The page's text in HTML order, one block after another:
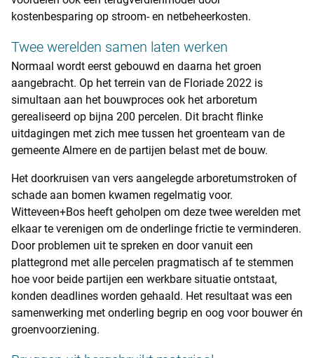
kostenbesparing op stroom- en netbeheerkosten.
Twee werelden samen laten werken
Normaal wordt eerst gebouwd en daarna het groen
aangebracht. Op het terrein van de Floriade 2022 is
simultaan aan het bouwproces ook het arboretum
gerealiseerd op bijna 200 percelen. Dit bracht flinke
uitdagingen met zich mee tussen het groenteam van de
gemeente Almere en de partijen belast met de bouw.
Het doorkruisen van vers aangelegde arboretumstroken of
schade aan bomen kwamen regelmatig voor.
Witteveen+Bos heeft geholpen om deze twee werelden met
elkaar te verenigen om de onderlinge frictie te verminderen.
Door problemen uit te spreken en door vanuit een
plattegrond met alle percelen pragmatisch af te stemmen
hoe voor beide partijen een werkbare situatie ontstaat,
konden deadlines worden gehaald. Het resultaat was een
samenwerking met onderling begrip en oog voor bouwer én
groenvoorziening.